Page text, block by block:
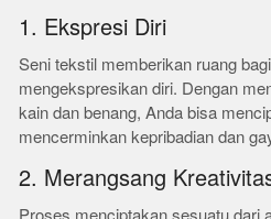
1. Ekspresi Diri
Seni tekstil memberikan ruang
mengekspresikan diri. Dengan
kain dan benang, Anda bisa
mencerminkan kepribadian dan
2. Merangsang